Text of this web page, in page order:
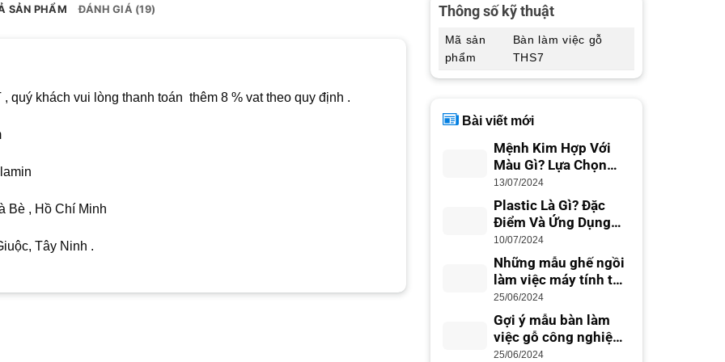
SẢN PHẨM ĐÁNH GIÁ (19)
quý khách vui lòng thanh toán thêm 8 % vat theo quy định .
Bè , Hồ Chí Minh
Tây Ninh .
Thông số kỹ thuật
Mã sản
phẩm
Bàn làm việc gỗ
THS7
Bài viết mới
Mệnh Kim Hợp Với
Màu Gì? Lựa Chọn
Màu Sắc Phong Thủy
13/07/2024
Plastic Là Gì? Đặc
Điểm Và Ứng Dụng
Trong Cuộc Sống
10/07/2024
Những mẫu ghế ngồi
làm việc máy tính tốt
nhất cho dân văn
phòng
25/06/2024
Gợi ý mẫu bàn làm
việc gỗ công nghiệp
đẹp hiện đại
25/06/2024